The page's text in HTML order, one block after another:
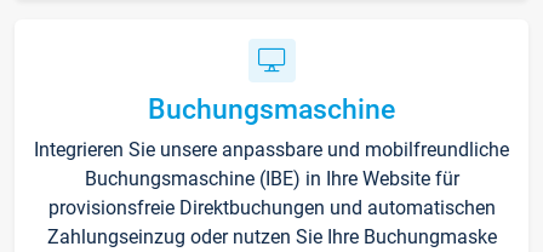
Buchungsmaschine
Integrieren Sie unsere anpassbare und mobilfreundliche
Buchungsmaschine (IBE) in Ihre Website für
provisionsfreie Direktbuchungen und automatischen
Zahlungseinzug oder nutzen Sie Ihre Buchungmaske